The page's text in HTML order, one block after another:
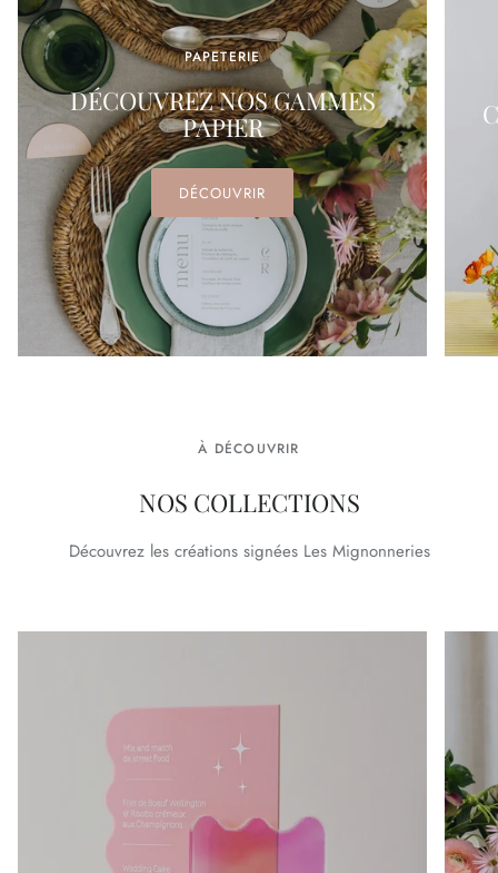
PAPETERIE
DÉCOUVREZ NOS GAMMES
PAPIER
DÉCOUVRIR
À DÉCOUVRIR
NOS COLLECTIONS
Découvrez les créations signées Les Mignonneries